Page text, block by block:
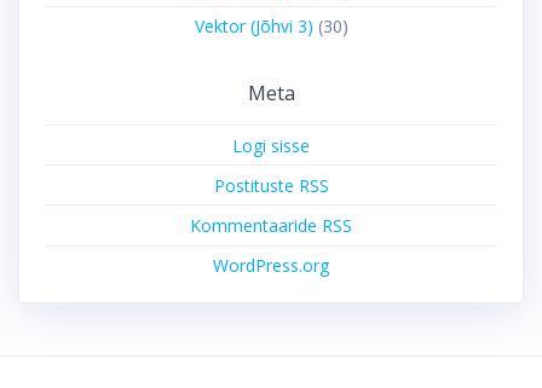
Vektor (Jõhvi 3) (30)
Meta
Logi sisse
Postituste RSS
Kommentaaride RSS
WordPress.org